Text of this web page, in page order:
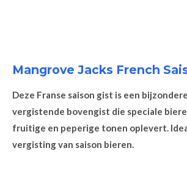
Mangrove Jacks French
Deze Franse saison gist is een
vergistende bovengist die speciale
fruitige en peperige tonen oplevert.
vergisting van saison bieren.